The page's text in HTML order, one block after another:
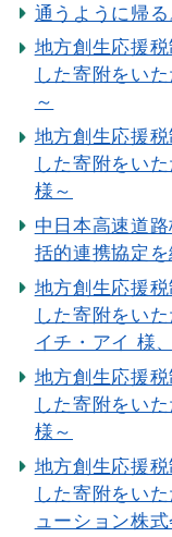
通うように帰
地方創生応援
した寄附をい
～
地方創生応援
した寄附をい
様～
中日本高速道
括的連携協定
地方創生応援
した寄附をい
イチ・アイ 様
地方創生応援
した寄附をい
様～
地方創生応援
した寄附をい
ューション株